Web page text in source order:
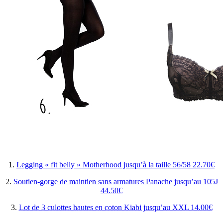
1. Legging « fit belly » Motherhood jusqu’à la taille 56/58 22.70€
2. Soutien-gorge de maintien sans armatures Panache jusqu’au 105J
44.50€
3. Lot de 3 culottes hautes en coton Kiabi jusqu’au XXL 14.00€